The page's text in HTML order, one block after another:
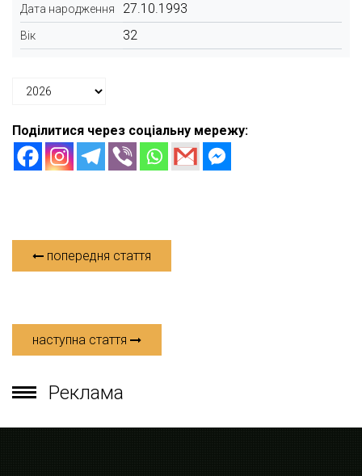
Дата народження 27.10.1993
Вік 32
Поділитися через соціальну мережу:
попередня стаття
наступна стаття
Реклама